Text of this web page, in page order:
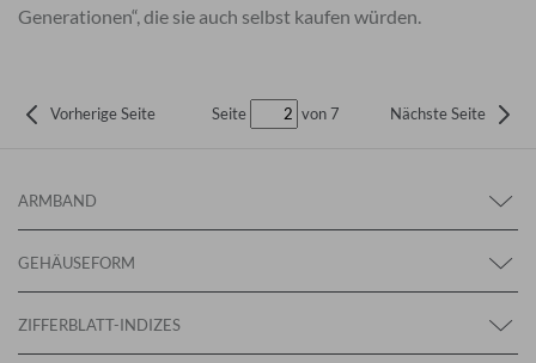
Generationen“, die sie auch selbst kaufen würden.
Vorherige Seite Seite von 7 Nächste Seite
ARMBAND
GEHÄUSEFORM
ZIFFERBLATT-INDIZES